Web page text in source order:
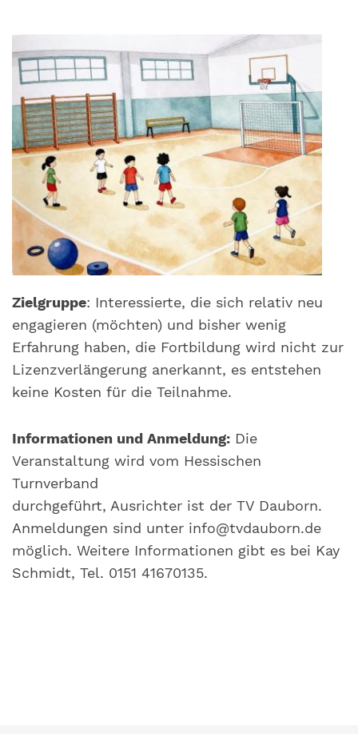
Zielgruppe: Interessierte, die sich relativ neu
engagieren (möchten) und bisher wenig
Erfahrung haben, die Fortbildung wird nicht zur
Lizenzverlängerung anerkannt, es entstehen
keine Kosten für die Teilnahme.
Informationen und Anmeldung: Die
Veranstaltung wird vom Hessischen
Turnverband
durchgeführt, Ausrichter ist der TV Dauborn.
Anmeldungen sind unter info@tvdauborn.de
möglich. Weitere Informationen gibt es bei Kay
Schmidt, Tel. 0151 41670135.